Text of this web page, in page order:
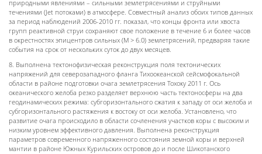
природными явлениями – сильными землетрясениями и струйными
течениями (Jet потоками) в атмосфере. Совместный анализ обоих типов данных
за период наблюдений 2006-2010 гг. показал, что концы фронта или хвоста
групп реактивной струи сохраняют свое положение в течение 6 и более часов
в окрестностях эпицентров сильных (М > 6.0) землетрясений, предваряя такие
события на срок от нескольких суток до двух месяцев.
8. Выполнена тектонофизическая реконструкция поля тектонических
напряжений для северо­западного фланга Тихоокеанской сейсмофокальной
области в районе подготовки очага землетрясения Тохоку 2011 г. Ось
океанического желоба резко разделяет верхнюю часть тектоносферы на два
геодинамических режима: субгоризонтального сжатия к западу от оси желоба и
субгоризонтального растяжения к востоку от оси желоба. Установлено, что
развитие очага происходило в области сочленения участков коры с высоким и
низким уровнем эффективного давления. Выполнена реконструкция
параметров современного напряженного состояния земной коры и верхней
мантии в районе Южных Курильских островов до и после Шикотанского